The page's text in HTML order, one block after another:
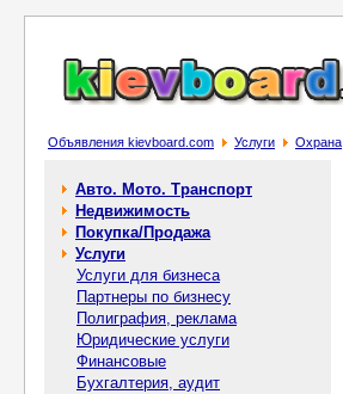
Объявления kievboard.com Услуги Охрана
Авто. Мото. Транспорт
Недвижимость
Покупка/Продажа
Услуги
Услуги для бизнеса
Партнеры по бизнесу
Полиграфия, реклама
Юридические услуги
Финансовые
Бухгалтерия, аудит